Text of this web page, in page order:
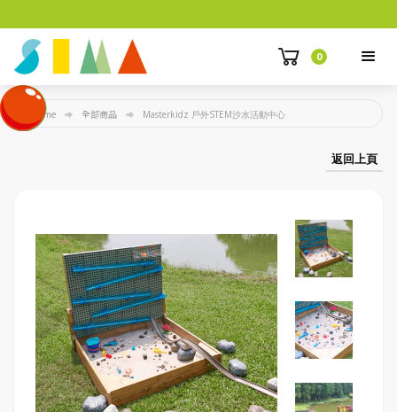
0
Home 全部商品 Masterkidz 戶外STEM沙水活動中心
返回上頁